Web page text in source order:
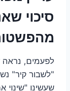
סיכוי
לפעמים,
"לשבור קיר"
שעשינו "שינוי